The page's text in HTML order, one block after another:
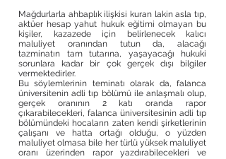
Mağdurlarla ahbaplık ilişkisi kuran lakin asla tıp,
aktüer hesap yahut hukuk eğitimi olmayan bu
kişiler, kazazede için belirlenecek kalıcı
maluliyet oranından tutun da, alacağı
tazminatın tam tutarına, yaşayacağı hukuki
sorunlara kadar bir çok gerçek dışı bilgiler
vermektedirler.
Bu söylemlerinin teminatı olarak da, falanca
üniversitenin adli tıp bölümü ile anlaşmalı olup,
gerçek oranının 2 katı oranda rapor
çıkarabilecekleri, falanca üniversitesinin adli tıp
bölümündeki hocaların zaten kendi şirketlerinin
çalışanı ve hatta ortağı olduğu, o yüzden
maluliyet olmasa bile her türlü yüksek maluliyet
oranı üzerinden rapor yazdırabilecekleri ve